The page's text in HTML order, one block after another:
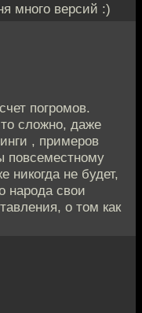
много версий :)
погромов.
сложно, даже
, примеров
повсеместному
никогда не будет,
народа свои
о том как